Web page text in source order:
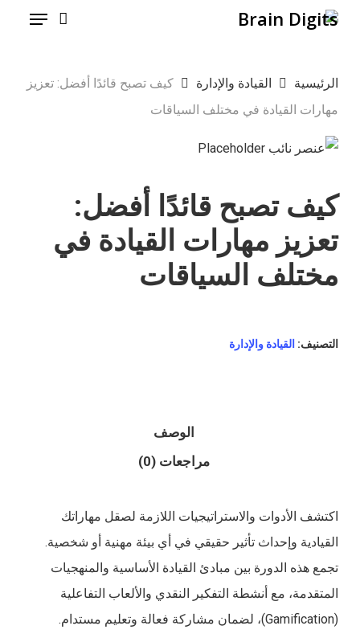
Skip
content
Menu
الرئيسية القيادة والإدارة
كيف تصبح قائدًا أفضل: تعزيز
مهارات القيادة في مختلف السياقات
كيف تصبح قائدًا أفضل:
تعزيز مهارات القيادة في
مختلف السياقات
التصنيف: القيادة والإدارة
الوصف
مراجعات (0)
اكتشف الأدوات والاستراتيجيات اللازمة لصقل مهاراتك
القيادية وإحداث تأثير حقيقي في أي بيئة مهنية أو شخصية.
تجمع هذه الدورة بين مبادئ القيادة الأساسية والمنهجيات
المتقدمة، مع أنشطة التفكير النقدي والألعاب التفاعلية
(Gamification)، لضمان مشاركة فعالة وتعليم مستدام.